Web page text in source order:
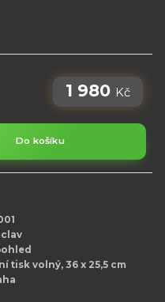
1 980 Kč
Do košíku
tisk volný, 36 x 25,5 cm